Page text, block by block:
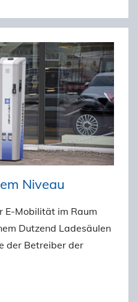
Niveau
E-Mobilität im Raum
Dutzend Ladesäulen
der Betreiber der